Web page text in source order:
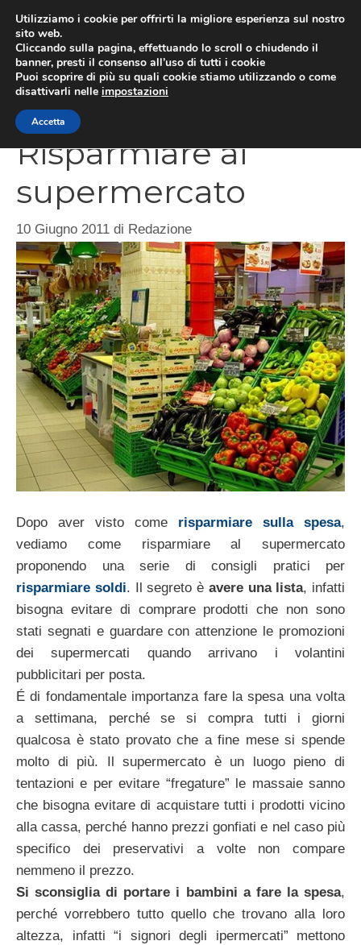
contenuto
Risparmiare al
supermercato
10 Giugno 2011 di Redazione
Dopo aver visto come risparmiare sulla spesa,
vediamo come risparmiare al supermercato
proponendo una serie di consigli pratici per
risparmiare soldi. Il segreto è avere una lista, infatti
bisogna evitare di comprare prodotti che non sono
stati segnati e guardare con attenzione le promozioni
dei supermercati quando arrivano i volantini
pubblicitari per posta.
É di fondamentale importanza fare la spesa una volta
a settimana, perché se si compra tutti i giorni
qualcosa è stato provato che a fine mese si spende
molto di più. Il supermercato è un luogo pieno di
tentazioni e per evitare “fregature” le massaie sanno
che bisogna evitare di acquistare tutti i prodotti vicino
alla cassa, perché hanno prezzi gonfiati e nel caso più
specifico dei preservativi a volte non compare
nemmeno il prezzo.
Si sconsiglia di portare i bambini a fare la spesa,
perché vorrebbero tutto quello che trovano alla loro
altezza, infatti “i signori degli ipermercati” mettono
Utilizziamo i cookie per offrirti la migliore esperienza sul nostro
sito web.
Cliccando sulla pagina, effettuando lo scroll o chiudendo il
banner, presti il consenso all’uso di tutti i cookie
Puoi scoprire di più su quali cookie stiamo utilizzando o come
disattivarli nelle impostazioni
Accetta